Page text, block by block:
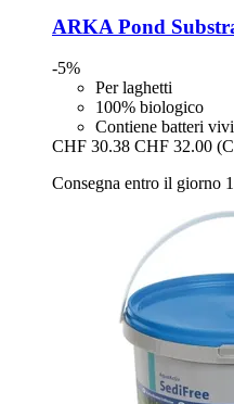
ARKA Pond
-5%
Per laghetti
100% biologico
Contiene batteri vivi
CHF 30.38 CHF 32.00
Consegna entro il giorno